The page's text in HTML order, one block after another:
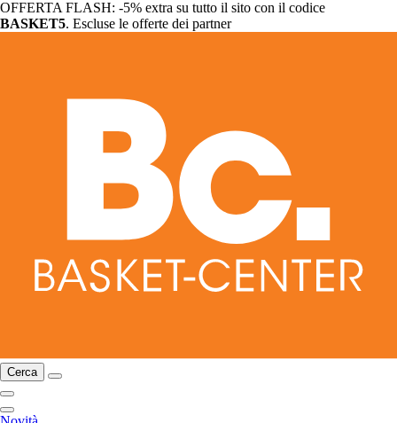
OFFERTA FLASH: -5% extra su tutto il sito con il codice
BASKET5. Escluse le offerte dei partner
Cerca